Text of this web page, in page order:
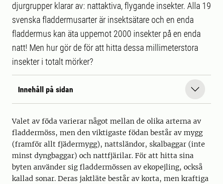
djurgrupper klarar av: nattaktiva, flygande insekter. Alla 19
svenska fladdermusarter är insektsätare och en enda
fladdermus kan äta uppemot 2000 insekter på en enda
natt! Men hur gör de för att hitta dessa millimeterstora
insekter i totalt mörker?
Innehåll på sidan
Valet av föda varierar något mellan de olika arterna av
fladdermöss, men den viktigaste födan består av mygg
(framför allt fjädermygg), nattsländor, skalbaggar (inte
minst dyngbaggar) och nattfjärilar. För att hitta sina
byten använder sig fladdermössen av ekopejling, också
kallad sonar. Deras jaktläte består av korta, men kraftiga